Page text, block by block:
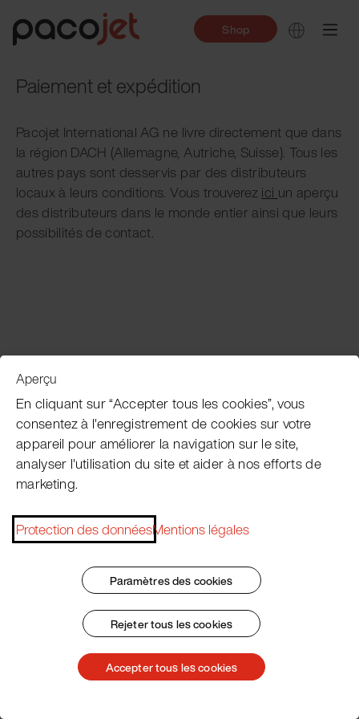
Shop
Paiement et expédition
Pacojet International AG ne livre directement que dans
la région DACH (Allemagne, Autriche, Suisse). Tous les
autres pays sont desservis par des distributeurs
locaux à leurs conditions. Vous trouverez ici un aperçu
des distributeurs dans le monde entier ainsi que leurs
possibilités de contact.
Service clientèle
Subscribe Pacojet Newsletter
Would you like to be regularly updated on news, event
Conditions Générales
Protection des données
Aperçu
En cliquant sur “Accepter tous les cookies”, vous
consentez à l'enregistrement de cookies sur votre
appareil pour améliorer la navigation sur le site,
analyser l'utilisation du site et aider à nos efforts de
marketing.
Protection des donnéesMentions légales
Paramètres des cookies
Rejeter tous les cookies
Accepter tous les cookies